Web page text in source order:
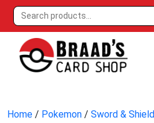
Home / Pokemon / Sword & Shield